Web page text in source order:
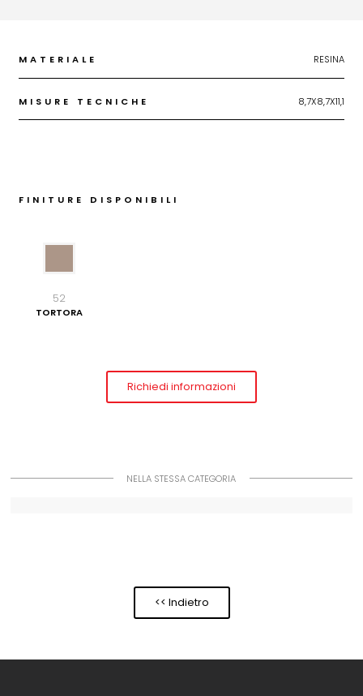
MATERIALE RESINA
MISURE TECNICHE 8,7X8,7X11,1
FINITURE DISPONIBILI
52
TORTORA
Richiedi informazioni
NELLA STESSA CATEGORIA
<< Indietro